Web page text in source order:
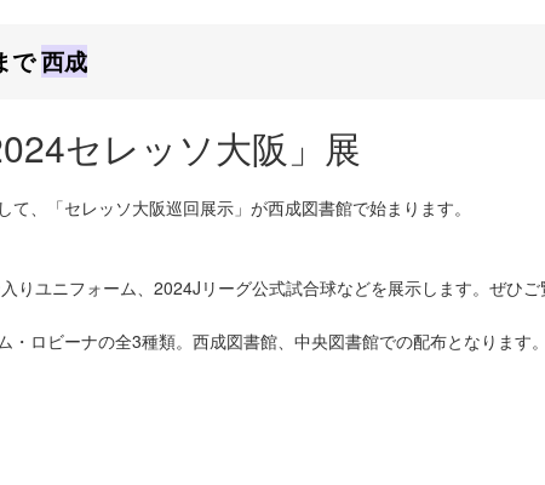
で西成
セレッソ大阪」展
、「セレッソ大阪巡回展示」が西成図書館で始まります。
ユニフォーム、2024Jリーグ公式試合球などを展示します。ぜひご
ロビーナの全3種類。西成図書館、中央図書館での配布となります。